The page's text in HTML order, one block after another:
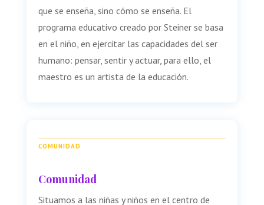
que se enseña, sino cómo se enseña. El
programa educativo creado por Steiner se basa
en el niño, en ejercitar las capacidades del ser
humano: pensar, sentir y actuar, para ello, el
maestro es un artista de la educación.
COMUNIDAD
Comunidad
Situamos a las niñas y niños en el centro de